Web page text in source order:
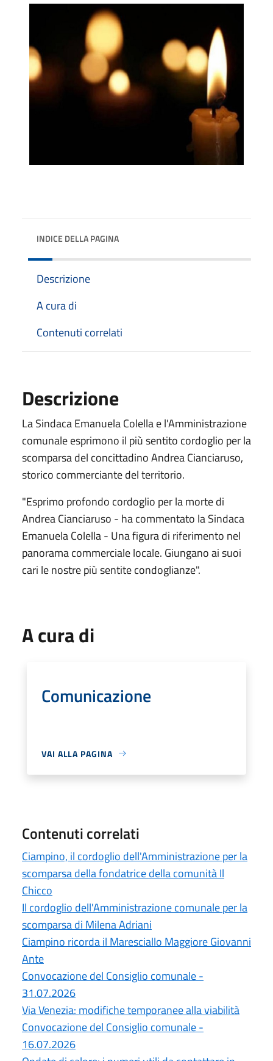
INDICE DELLA PAGINA
Descrizione
A cura di
Contenuti correlati
Descrizione
La Sindaca Emanuela Colella e l'Amministrazione
comunale esprimono il più sentito cordoglio per la
scomparsa del concittadino Andrea Cianciaruso,
storico commerciante del territorio.
"Esprimo profondo cordoglio per la morte di
Andrea Cianciaruso - ha commentato la Sindaca
Emanuela Colella - Una figura di riferimento nel
panorama commerciale locale. Giungano ai suoi
cari le nostre più sentite condoglianze".
A cura di
Comunicazione
VAI ALLA PAGINA
Contenuti correlati
Ciampino, il cordoglio dell'Amministrazione per la
scomparsa della fondatrice della comunità Il
Chicco
Il cordoglio dell'Amministrazione comunale per la
scomparsa di Milena Adriani
Ciampino ricorda il Maresciallo Maggiore Giovanni
Ante
Convocazione del Consiglio comunale -
31.07.2026
Via Venezia: modifiche temporanee alla viabilità
Convocazione del Consiglio comunale -
16.07.2026